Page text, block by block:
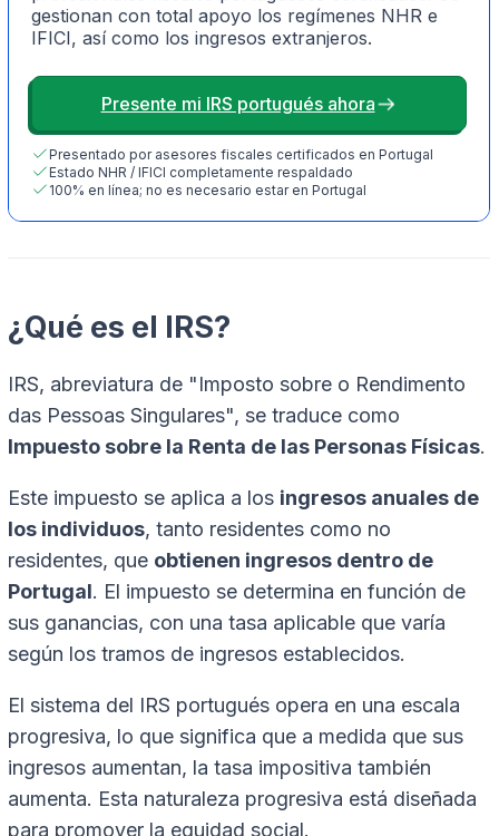
gestionan con total apoyo los regímenes NHR e
IFICI, así como los ingresos extranjeros.
Presente mi IRS portugués ahora
Presentado por asesores fiscales certificados en Portugal
Estado NHR / IFICI completamente respaldado
100% en línea; no es necesario estar en Portugal
¿Qué es el IRS?
IRS, abreviatura de "Imposto sobre o Rendimento
das Pessoas Singulares", se traduce como
Impuesto sobre la Renta de las Personas Físicas.
Este impuesto se aplica a los ingresos anuales de
los individuos, tanto residentes como no
residentes, que obtienen ingresos dentro de
Portugal. El impuesto se determina en función de
sus ganancias, con una tasa aplicable que varía
según los tramos de ingresos establecidos.
El sistema del IRS portugués opera en una escala
progresiva, lo que significa que a medida que sus
ingresos aumentan, la tasa impositiva también
aumenta. Esta naturaleza progresiva está diseñada
para promover la equidad social.